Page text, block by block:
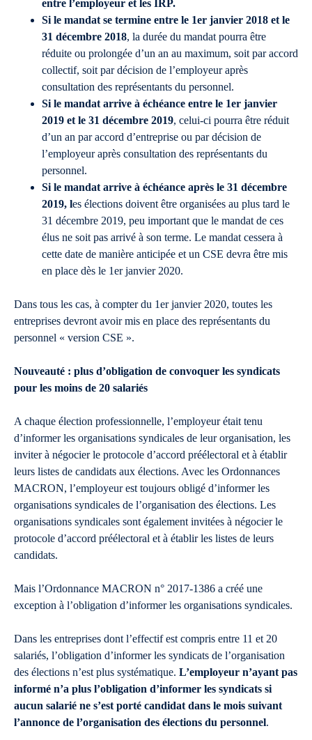
entre l’employeur et les IRP.
Si le mandat se termine entre le 1er janvier 2018 et le
31 décembre 2018, la durée du mandat pourra être
réduite ou prolongée d’un an au maximum, soit par accord
collectif, soit par décision de l’employeur après
consultation des représentants du personnel.
Si le mandat arrive à échéance entre le 1er janvier
2019 et le 31 décembre 2019, celui-ci pourra être réduit
d’un an par accord d’entreprise ou par décision de
l’employeur après consultation des représentants du
personnel.
Si le mandat arrive à échéance après le 31 décembre
2019, les élections doivent être organisées au plus tard le
31 décembre 2019, peu important que le mandat de ces
élus ne soit pas arrivé à son terme. Le mandat cessera à
cette date de manière anticipée et un CSE devra être mis
en place dès le 1er janvier 2020.
Dans tous les cas, à compter du 1er janvier 2020, toutes les
entreprises devront avoir mis en place des représentants du
personnel « version CSE ».
Nouveauté : plus d’obligation de convoquer les syndicats
pour les moins de 20 salariés
A chaque élection professionnelle, l’employeur était tenu
d’informer les organisations syndicales de leur organisation, les
inviter à négocier le protocole d’accord préélectoral et à établir
leurs listes de candidats aux élections. Avec les Ordonnances
MACRON, l’employeur est toujours obligé d’informer les
organisations syndicales de l’organisation des élections. Les
organisations syndicales sont également invitées à négocier le
protocole d’accord préélectoral et à établir les listes de leurs
candidats.
Mais l’Ordonnance MACRON n° 2017-1386 a créé une
exception à l’obligation d’informer les organisations syndicales.
Dans les entreprises dont l’effectif est compris entre 11 et 20
salariés, l’obligation d’informer les syndicats de l’organisation
des élections n’est plus systématique. L’employeur n’ayant pas
informé n’a plus l’obligation d’informer les syndicats si
aucun salarié ne s’est porté candidat dans le mois suivant
l’annonce de l’organisation des élections du personnel.